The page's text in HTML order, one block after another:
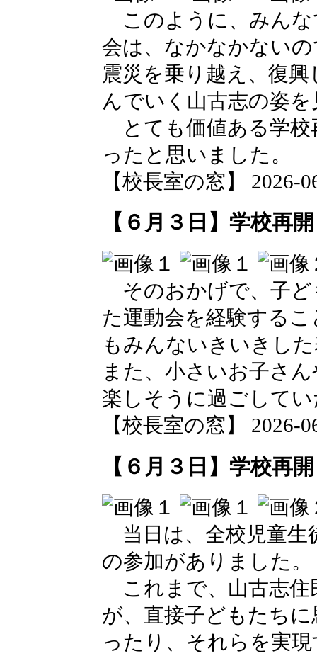
このように、みんな
会は、なかなかない
震災を乗り越え、復
んでいく山古志の姿
とても価値ある学校
ったと思いました。
【校長室の窓】 2026-
【６月３日】学校再
そのおかげで、子ど
た運動会を経験する
もみんないきいきし
また、小さいお子さ
楽しそうに過ごして
【校長室の窓】 2026-
【６月３日】学校再
当日は、全校児童生
の参加がありました。
これまで、山古志住
が、直接子どもたち
ったり、それらを実